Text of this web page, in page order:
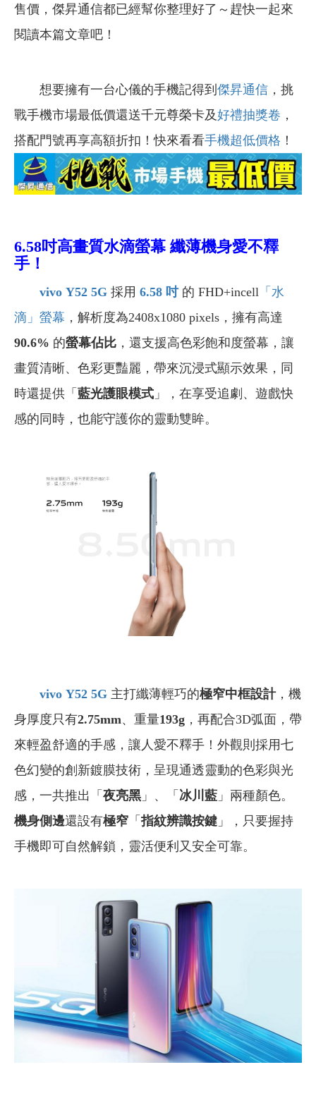
售價，傑昇通信都已經幫你整理好了～趕快一起來
閱讀本篇文章吧！
想要擁有一台心儀的手機記得到 傑昇通信 ，挑
戰手機市場最低價還送千元尊榮卡及好禮抽獎卷 ，
搭配門號再享高額折扣！快來看看手機超低價格 ！
6.58吋高畫質水滴螢幕 纖薄機身愛不釋
手！
vivo Y52 5G 採用 6.58 吋的 FHD+incell 「水
滴」螢幕 ，解析度為2408x1080 pixels，擁有高達
90.6% 的螢幕佔比 ，還支援高色彩飽和度螢幕，讓
畫質清晰、⾊彩更豔麗，帶來沉浸式顯示效果，同
時還提供「 藍光護眼模式 」，在享受追劇、遊戲快
感的同時，也能守護你的靈動雙眸。
vivo Y52 5G 主打纖薄輕巧的極窄中框設計，機
身厚度只有2.75mm、重量193g ，再配合3D弧面，帶
來輕盈舒適的手感，讓人愛不釋手！外觀則採用七
色幻變的創新鍍膜技術，呈現通透靈動的色彩與光
感，一共推出「 夜亮黑 」、「 冰川藍 」兩種顏色。
機身側邊還設有極窄 「指紋辨識按鍵 」，只要握持
手機即可自然解鎖，靈活便利又安全可靠。